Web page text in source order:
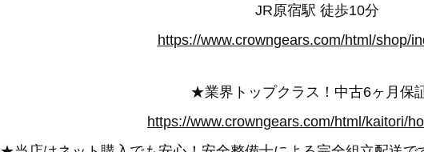
JR原宿駅 徒歩10分
https://www.crowngears.com/html/shop/
★業界トップクラス！中古6ヶ月保
https://www.crowngears.com/html/kaitori/